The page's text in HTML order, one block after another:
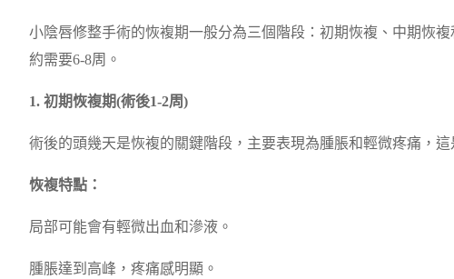
小陰唇修整手術的恢複期一般分為三個階段：初期恢複、中期恢
約需要6-8周。
1. 初期恢複期(術後1-2周)
術後的頭幾天是恢複的關鍵階段，主要表現為腫脹和輕微疼痛，這
恢複特點：
局部可能會有輕微出血和滲液。
腫脹達到高峰，疼痛感明顯。